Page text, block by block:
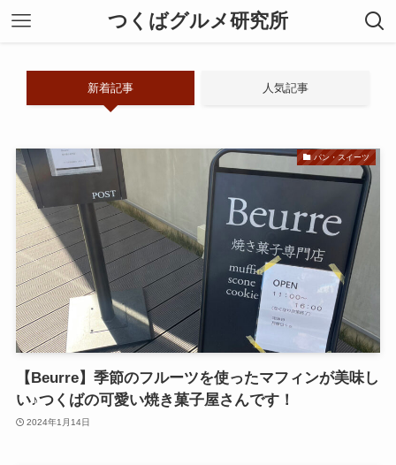
つくばグルメ研究所
新着記事 人気記事
パン・スイーツ
【Beurre】季節のフルーツを使ったマフィンが美味し
い♪つくばの可愛い焼き菓子屋さんです！
2024年1月14日